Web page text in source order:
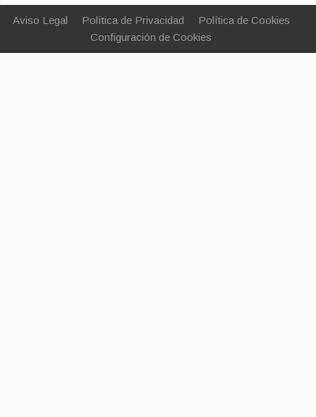
Aviso Legal Política de Privacidad
Política de Cookies
Configuración de Cookies